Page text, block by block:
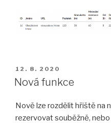
PUBLIKOVÁNO
12. 8. 2020
Nová funkce
Nově lze rozdělit hřiště na
rezervovat souběžně,